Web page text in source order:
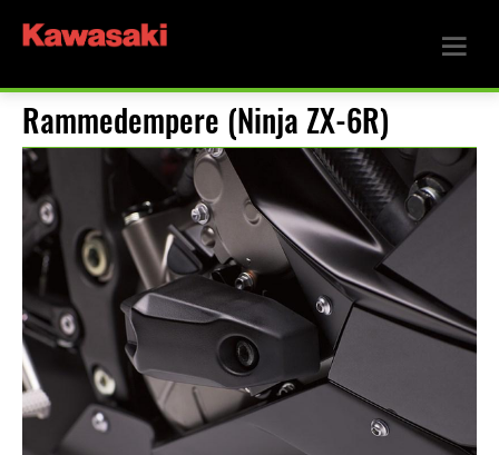
Rammedempere (Ninja ZX-6R)